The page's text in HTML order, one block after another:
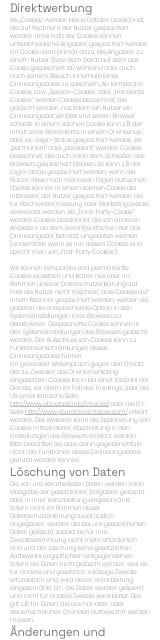
Direktwerbung
Als „Cookies“ werden kleine Dateien bezeichnet,
die auf Rechnern der Nutzer gespeichert
werden. Innerhalb der Cookies können
unterschiedliche Angaben gespeichert werden.
Ein Cookie dient primär dazu, die Angaben zu
einem Nutzer (bzw. dem Gerät auf dem das
Cookie gespeichert ist) während oder auch
nach seinem Besuch innerhalb eines
Onlineangebotes zu speichern. Als temporäre
Cookies, bzw. „Session-Cookies“ oder „transiente
Cookies“, werden Cookies bezeichnet, die
gelöscht werden, nachdem ein Nutzer ein
Onlineangebot verlässt und seinen Browser
schließt. In einem solchen Cookie kann z.B. der
Inhalt eines Warenkorbs in einem Onlineshop
oder ein Login-Status gespeichert werden. Als
„permanent“ oder „persistent“ werden Cookies
bezeichnet, die auch nach dem Schließen des
Browsers gespeichert bleiben. So kann z.B. der
Login-Status gespeichert werden, wenn die
Nutzer diese nach mehreren Tagen aufsuchen.
Ebenso können in einem solchen Cookie die
Interessen der Nutzer gespeichert werden, die
für Reichweitenmessung oder Marketingzwecke
verwendet werden. Als „Third-Party-Cookie“
werden Cookies bezeichnet, die von anderen
Anbietern als dem Verantwortlichen, der das
Onlineangebot betreibt, angeboten werden
(andernfalls, wenn es nur dessen Cookies sind
spricht man von „First-Party Cookies“).
Wir können temporäre und permanente
Cookies einsetzen und klären hierüber im
Rahmen unserer Datenschutzerklärung auf.
Falls die Nutzer nicht möchten, dass Cookies auf
ihrem Rechner gespeichert werden, werden sie
gebeten die entsprechende Option in den
Systemeinstellungen ihres Browsers zu
deaktivieren. Gespeicherte Cookies können in
den Systemeinstellungen des Browsers gelöscht
werden. Der Ausschluss von Cookies kann zu
Funktionseinschränkungen dieses
Onlineangebotes führen.
Ein genereller Widerspruch gegen den Einsatz
der zu Zwecken des Onlinemarketing
eingesetzten Cookies kann bei einer Vielzahl der
Dienste, vor allem im Fall des Trackings, über die
US-amerikanische Seite
http://www.aboutads.info/choices/oder die EU-
Seite http://www.youronlinechoices.com/erklärt
werden. Des Weiteren kann die Speicherung von
Cookies mittels deren Abschaltung in den
Einstellungen des Browsers erreicht werden.
Bitte beachten Sie, dass dann gegebenenfalls
nicht alle Funktionen dieses Onlineangebotes
genutzt werden können.
Löschung von Daten
Die von uns verarbeiteten Daten werden nach
Maßgabe der gesetzlichen Vorgaben gelöscht
oder in ihrer Verarbeitung eingeschränkt.
Sofern nicht im Rahmen dieser
Datenschutzerklärung ausdrücklich
angegeben, werden die bei uns gespeicherten
Daten gelöscht, sobald sie für ihre
Zweckbestimmung nicht mehr erforderlich
sind und der Löschung keine gesetzlichen
Aufbewahrungspflichten entgegenstehen.
Sofern die Daten nicht gelöscht werden, weil sie
für andere und gesetzlich zulässige Zwecke
erforderlich sind, wird deren Verarbeitung
eingeschränkt. D.h. die Daten werden gesperrt
und nicht für andere Zwecke verarbeitet. Das
gilt z.B. für Daten, die aus handels- oder
steuerrechtlichen Gründen aufbewahrt werden
müssen.
Änderungen und